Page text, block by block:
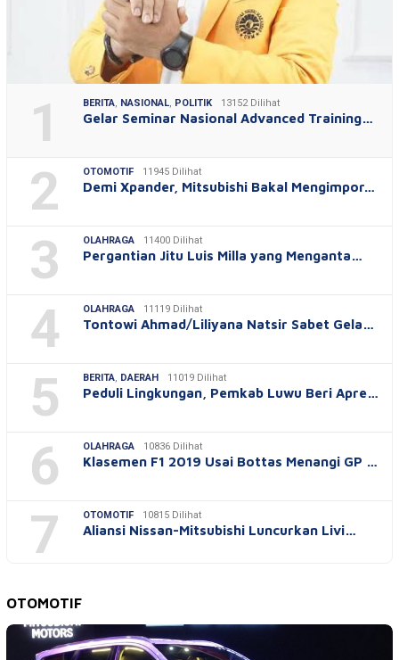
1 BERITA, NASIONAL, POLITIK 13152 Dilihat
Gelar Seminar Nasional Advanced Training…
2 OTOMOTIF 11945 Dilihat
Demi Xpander, Mitsubishi Bakal Mengimpor…
3 OLAHRAGA 11400 Dilihat
Pergantian Jitu Luis Milla yang Menganta…
4 OLAHRAGA 11119 Dilihat
Tontowi Ahmad/Liliyana Natsir Sabet Gela…
5 BERITA, DAERAH 11019 Dilihat
Peduli Lingkungan, Pemkab Luwu Beri Apre…
6 OLAHRAGA 10836 Dilihat
Klasemen F1 2019 Usai Bottas Menangi GP …
7 OTOMOTIF 10815 Dilihat
Aliansi Nissan-Mitsubishi Luncurkan Livi…
OTOMOTIF